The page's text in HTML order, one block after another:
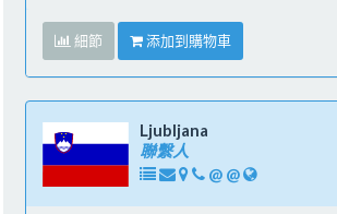
細節 添加到購物車
Ljubljana
聯繫人
@ @